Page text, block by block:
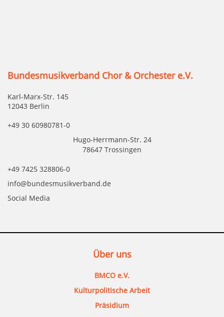
Bundesmusikverband Chor & Orchester e.V.
Karl-Marx-Str. 145
12043 Berlin
+49 30 60980781-0
Hugo-Herrmann-Str. 24
78647 Trossingen
+49 7425 328806-0
info@bundesmusikverband.de
Social Media
Über uns
BMCO e.V.
Kulturpolitische Arbeit
Präsidium